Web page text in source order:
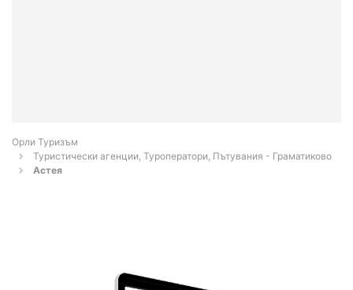
Орли Туризъм
Туристически агенции, Туроператори, Пътувания - Граматиково
Астея